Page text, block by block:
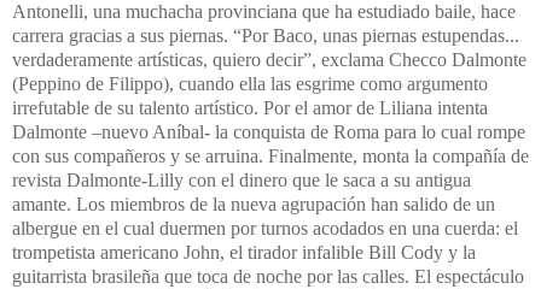
Antonelli, una muchacha provinciana que ha estudiado baile, hace
carrera gracias a sus piernas. “Por Baco, unas piernas estupendas...
verdaderamente artísticas, quiero decir”, exclama Checco Dalmonte
(Peppino de Filippo), cuando ella las esgrime como argumento
irrefutable de su talento artístico. Por el amor de Liliana intenta
Dalmonte –nuevo Aníbal- la conquista de Roma para lo cual rompe
con sus compañeros y se arruina. Finalmente, monta la compañía de
revista Dalmonte-Lilly con el dinero que le saca a su antigua
amante. Los miembros de la nueva agrupación han salido de un
albergue en el cual duermen por turnos acodados en una cuerda: el
trompetista americano John, el tirador infalible Bill Cody y la
guitarrista brasileña que toca de noche por las calles. El espectáculo